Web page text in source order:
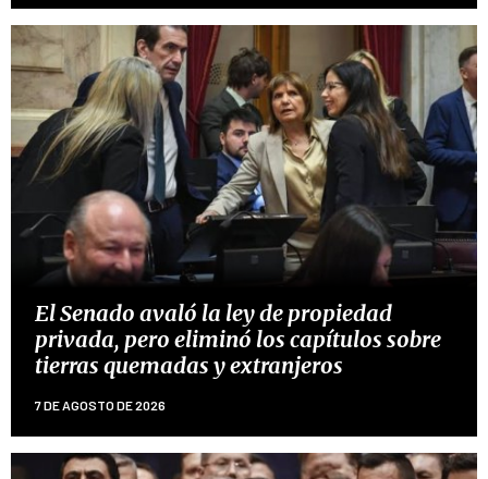
El Senado avaló la ley de propiedad
privada, pero eliminó los capítulos sobre
tierras quemadas y extranjeros
7 DE AGOSTO DE 2026